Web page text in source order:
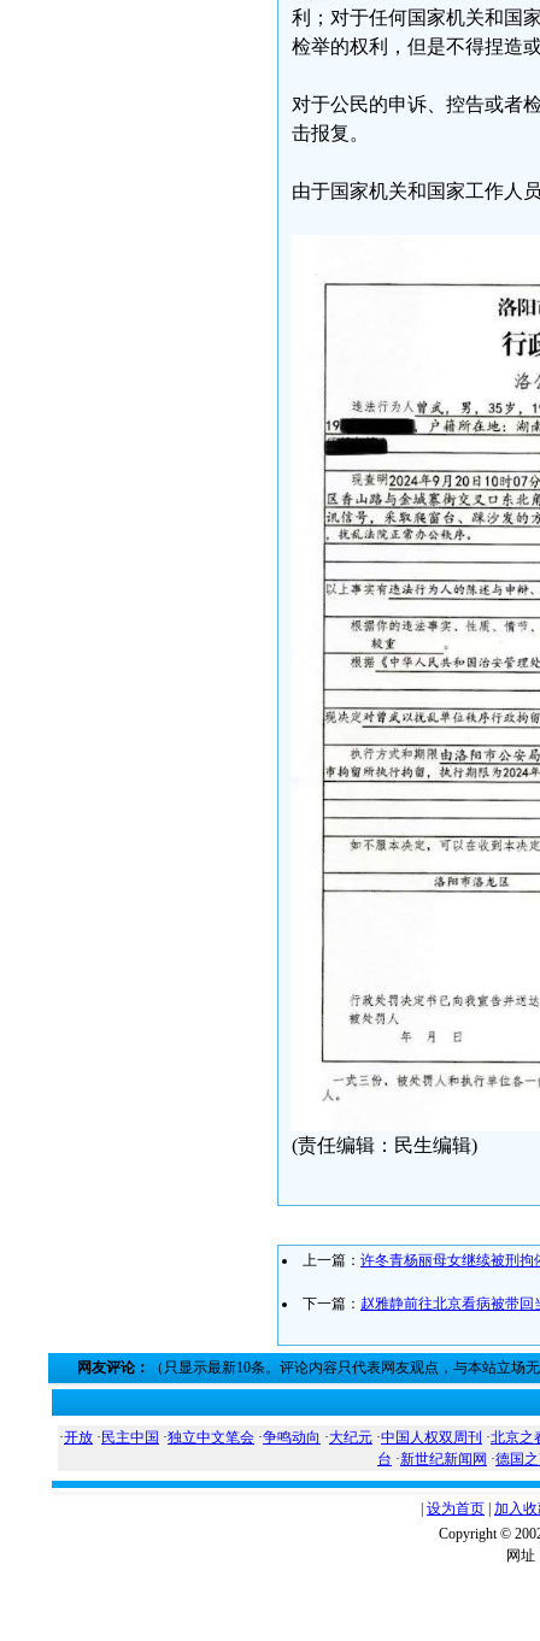
利；对于任何国家机关和国
检举的权利，但是不得捏造
对于公民的申诉、控告或者
击报复。
由于国家机关和国家工作人
(责任编辑：民生编辑)
上一篇： 许冬青杨丽母女继续被刑拘
下一篇： 赵雅静前往北京看病被带回
网友评论： （只显示最新10条。评论内容只代表网友观点，与本站立场
·开放 · 民主中国 ·独立中文笔会 ·争鸣动向 ·大纪元 ·中国人权双周刊 ·北京之
台 ·新世纪新闻网 ·德国
设为首页 加入
Copyright ©
网址